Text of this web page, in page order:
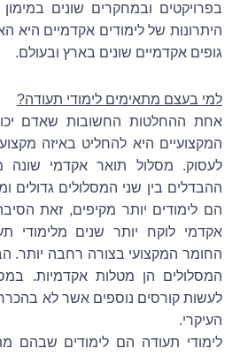
בפרויקטים ובמחקרים שונים
היתרונות של לימודים אקדמיים היא
גופים אקדמיים שונים בארץ ובעולם.
למי בעצם מתאימים לימודי תעודה?
אחת ההחלטות החשובות שאדם
המקצועיים היא להחליט באיזה
לעסוק. מסלול תואר אקדמי שונה
ההבדלים בין שני המסלולים גדולים
הם לימודים יותר מקיפים, זאת
אקדמי לוקח יותר שנים מלימודי
החומר המקצועי בצורה רחבה יותר.
המסלולים הן מטלות אקדמיות.
לעשות קורסים נוספים אשר לא
העיקרי.
לימודי תעודה הם לימודים שבהם